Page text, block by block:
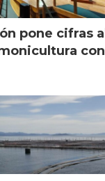
pone cifras al
con